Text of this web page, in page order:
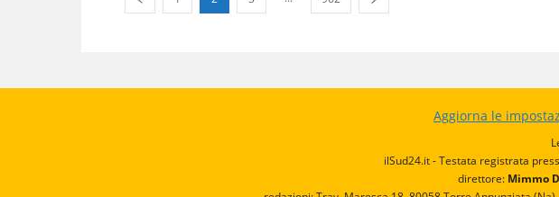
Aggiorna le
ilSud24.it - Testata registrata
direttore:Mimmo